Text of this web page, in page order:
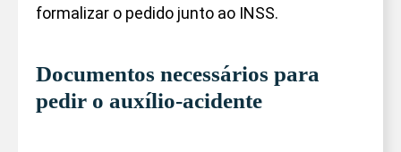
formalizar o pedido junto ao INSS.
Documentos necessários para
pedir o auxílio-acidente